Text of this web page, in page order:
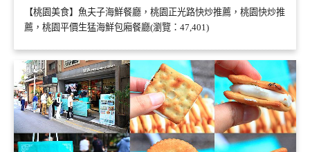
【桃園美食】魚夫子海鮮餐廳，桃園正光路快炒推薦，桃園快炒推
薦，桃園平價生猛海鮮包廂餐廳(瀏覽：47,401)